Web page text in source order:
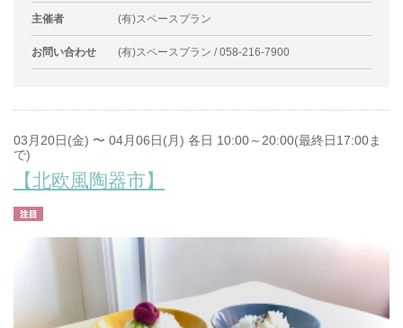
主催者 (有)スペースプラン
お問い合わせ (有)スペースプラン / 058-216-7900
03月20日(金) 〜 04月06日(月) 各日 10:00～20:00(最終日17:00ま
で)
【北欧風陶器市】